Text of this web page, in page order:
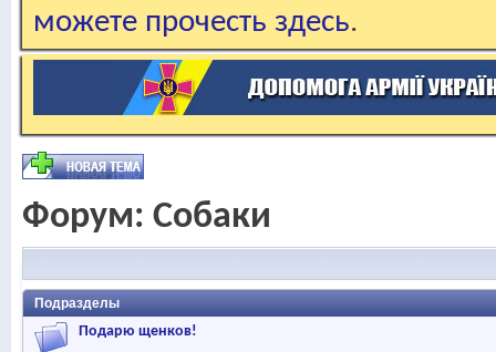
можете прочесть здесь.
Форум: Собаки
Подразделы
Подарю щенков!